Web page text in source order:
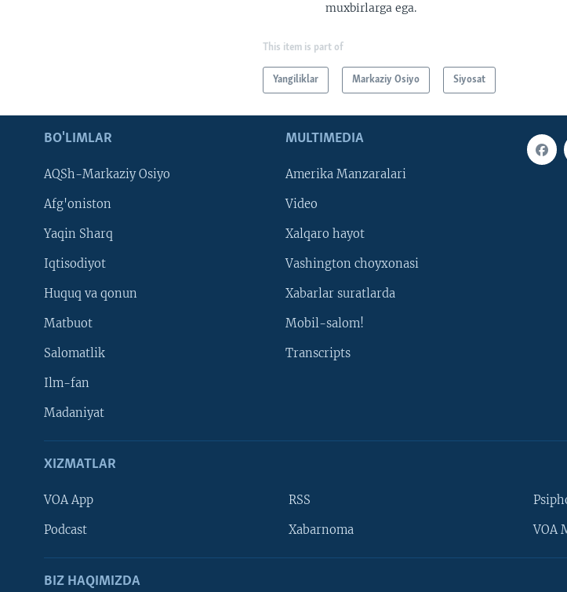
muxbirlarga ega.
This item is part of
Yangiliklar Markaziy Osiyo Siyosat
BO'LIMLAR
AQSh-Markaziy Osiyo
Afg'oniston
Yaqin Sharq
Iqtisodiyot
Huquq va qonun
Matbuot
Salomatlik
Ilm-fan
Madaniyat
MULTIMEDIA
Amerika Manzaralari
Video
Xalqaro hayot
Vashington choyxonasi
Xabarlar suratlarda
Mobil-salom!
Transcripts
XIZMATLAR
VOA App
Podcast
RSS
Xabarnoma VOA
BIZ HAQIMIZDA